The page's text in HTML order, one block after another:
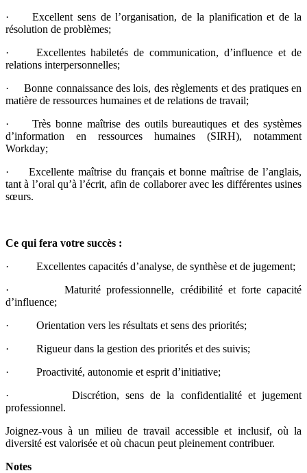
· Excellent sens de l’organisation, de la planification et de la
résolution de problèmes;
· Excellentes habiletés de communication, d’influence et de
relations interpersonnelles;
· Bonne connaissance des lois, des règlements et des pratiques en
matière de ressources humaines et de relations de travail;
· Très bonne maîtrise des outils bureautiques et des systèmes
d’information en ressources humaines (SIRH), notamment
Workday;
· Excellente maîtrise du français et bonne maîtrise de l’anglais,
tant à l’oral qu’à l’écrit, afin de collaborer avec les différentes usines
sœurs.
Ce qui fera votre succès :
· Excellentes capacités d’analyse, de synthèse et de jugement;
· Maturité professionnelle, crédibilité et forte capacité
d’influence;
· Orientation vers les résultats et sens des priorités;
· Rigueur dans la gestion des priorités et des suivis;
· Proactivité, autonomie et esprit d’initiative;
· Discrétion, sens de la confidentialité et jugement
professionnel.
Joignez-vous à un milieu de travail accessible et inclusif, où la
diversité est valorisée et où chacun peut pleinement contribuer.
Notes